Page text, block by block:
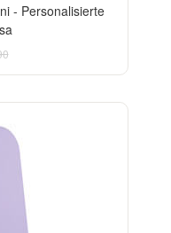
- Personalisierte